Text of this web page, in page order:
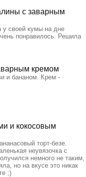
с заварным
у своей кумы на дне
понравилось. Решила
кремом
и бананом. Крем -
и кокосовым
торт-безе.
неувязочка с
немного не таким,
но на вкусе это никак
;)